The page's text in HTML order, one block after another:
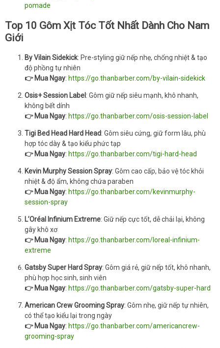
pomade
Top 10 Gôm Xịt Tóc Tốt Nhất Dành Cho Nam
Giới
By Vilain Sidekick: Pre-styling giữ nếp nhẹ, chống nhiệt & tạo
độ phồng tự nhiên
👉 Mua Ngay: https://go.thanbarber.com/by-vilain-sidekick
Osis+ Session Label : Gôm giữ nếp siêu mạnh, khô nhanh,
không bết dính
👉 Mua Ngay: https://go.thanbarber.com/osis-session-label
Tigi Bed Head Hard Head: Gôm siêu cứng, giữ form lâu, phù
hợp tóc dày & tạo kiểu phức tạp
👉 Mua Ngay: https://go.thanbarber.com/tigi-hard-head
Kevin Murphy Session Spray: Gôm cao cấp, bảo vệ tóc khỏi
nhiệt & độ ẩm, không chứa paraben
👉 Mua Ngay: https://go.thanbarber.com/kevinmurphy-
session-spray
L’Oréal Infinium Extreme: Giữ nếp cực tốt, dễ chải lại, không
gây khô xơ
👉 Mua Ngay: https://go.thanbarber.com/loreal-infinium-
extreme
Gatsby Super Hard Spray: Gôm giá rẻ, giữ nếp tốt, khô nhanh,
phù hợp học sinh, sinh viên
👉 Mua Ngay: https://go.thanbarber.com/gatsby-super-hard
American Crew Grooming Spray: Gôm nhẹ, giữ nếp tự nhiên,
có thể tạo kiểu lại trong ngày
👉 Mua Ngay: https://go.thanbarber.com/americancrew-
grooming-spray